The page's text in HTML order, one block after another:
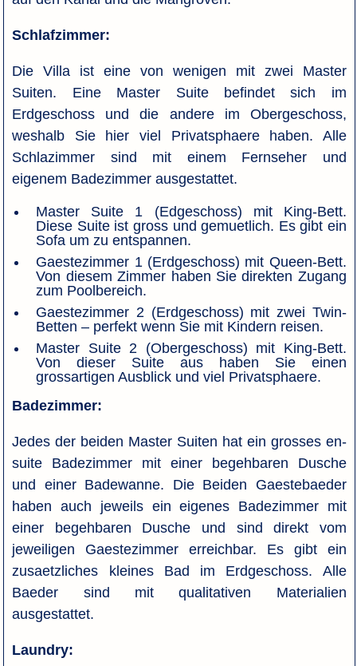
Schlafzimmer:
Die Villa ist eine von wenigen mit zwei Master
Suiten. Eine Master Suite befindet sich im
Erdgeschoss und die andere im Obergeschoss,
weshalb Sie hier viel Privatsphaere haben. Alle
Schlazimmer sind mit einem Fernseher und
eigenem Badezimmer ausgestattet.
Master Suite 1 (Edgeschoss) mit King-Bett.
Diese Suite ist gross und gemuetlich. Es gibt ein
Sofa um zu entspannen.
Gaestezimmer 1 (Erdgeschoss) mit Queen-Bett.
Von diesem Zimmer haben Sie direkten Zugang
zum Poolbereich.
Gaestezimmer 2 (Erdgeschoss) mit zwei Twin-
Betten – perfekt wenn Sie mit Kindern reisen.
Master Suite 2 (Obergeschoss) mit King-Bett.
Von dieser Suite aus haben Sie einen
grossartigen Ausblick und viel Privatsphaere.
Badezimmer:
Jedes der beiden Master Suiten hat ein grosses en-
suite Badezimmer mit einer begehbaren Dusche
und einer Badewanne. Die Beiden Gaestebaeder
haben auch jeweils ein eigenes Badezimmer mit
einer begehbaren Dusche und sind direkt vom
jeweiligen Gaestezimmer erreichbar. Es gibt ein
zusaetzliches kleines Bad im Erdgeschoss. Alle
Baeder sind mit qualitativen Materialien
ausgestattet.
Laundry: